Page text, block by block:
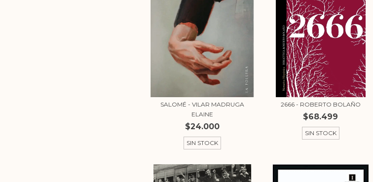
SALOMÉ - VILAR MADRUGA
ELAINE
$24.000
SIN STOCK
2666 - ROBERTO BOLAÑO
$68.499
SIN STOCK